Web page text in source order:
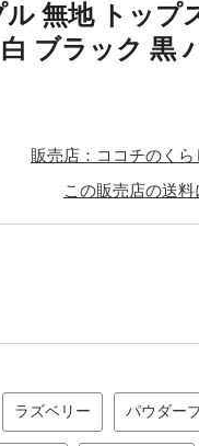
無地 トップ
ブラック 黒
販売店：ココチのくら
この販売店の送料
ラズベリー パウダー